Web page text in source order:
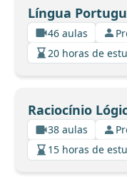
Língua
46 aulas
20 horas de
Raciocínio
38 aulas
15 horas de